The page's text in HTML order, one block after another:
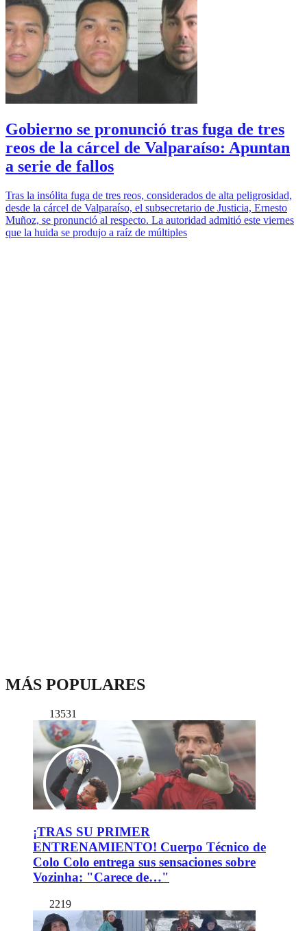
Gobierno se pronunció tras fuga de tres
reos de la cárcel de Valparaíso: Apuntan
a serie de fallos
Tras la insólita fuga de tres reos, considerados de alta peligrosidad,
desde la cárcel de Valparaíso, el subsecretario de Justicia, Ernesto
Muñoz, se pronunció al respecto. La autoridad admitió este viernes
que la huida se produjo a raíz de múltiples
MÁS POPULARES
13531
¡TRAS SU PRIMER
ENTRENAMIENTO! Cuerpo Técnico de
Colo Colo entrega sus sensaciones sobre
Vozinha: "Carece de…"
2219